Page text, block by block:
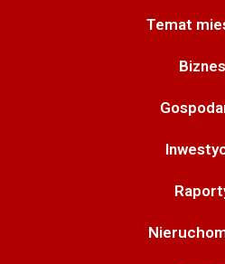
Temat
Biznes